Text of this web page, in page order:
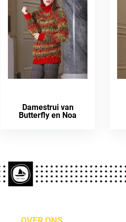
Damestrui van
Butterfly en Noa